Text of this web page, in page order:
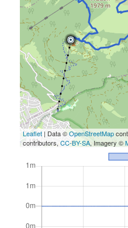
Leaflet | Data ©OpenStreetMap
contributors,CC-BY-SA, Imagery ©